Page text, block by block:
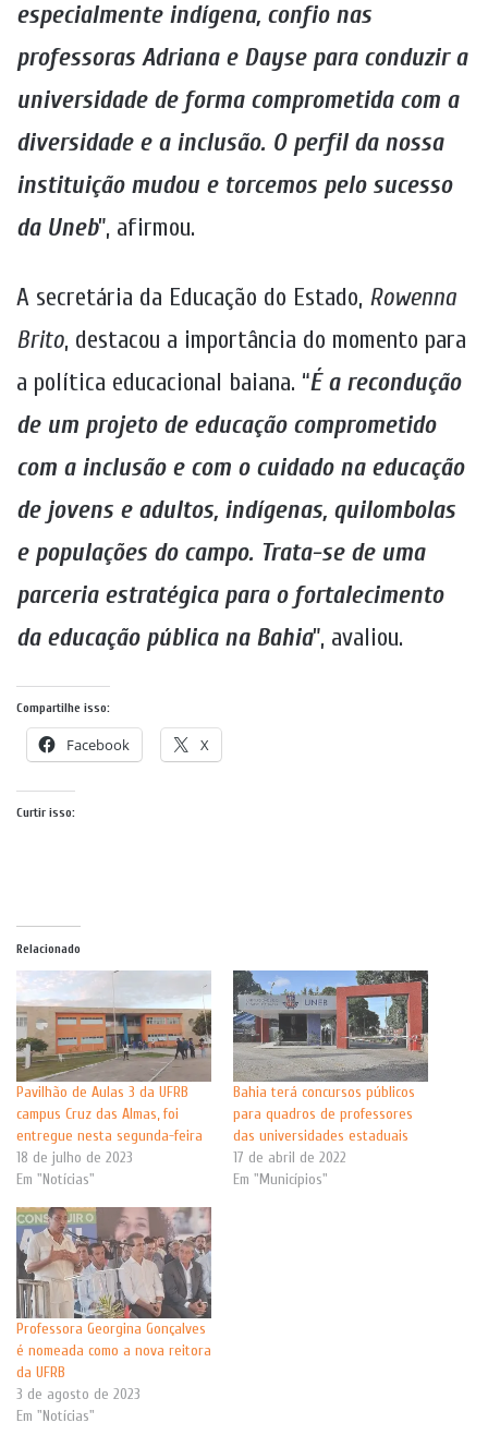
especialmente indígena, confio nas
professoras Adriana e Dayse para conduzir a
universidade de forma comprometida com a
diversidade e a inclusão. O perfil da nossa
instituição mudou e torcemos pelo sucesso
da Uneb”, afirmou.
A secretária da Educação do Estado, Rowenna
Brito, destacou a importância do momento para
a política educacional baiana. “É a recondução
de um projeto de educação comprometido
com a inclusão e com o cuidado na educação
de jovens e adultos, indígenas, quilombolas
e populações do campo. Trata-se de uma
parceria estratégica para o fortalecimento
da educação pública na Bahia”, avaliou.
Compartilhe isso:
Facebook X
Curtir isso:
Relacionado
Pavilhão de Aulas 3 da UFRB
campus Cruz das Almas, foi
entregue nesta segunda-feira
18 de julho de 2023
Em "Notícias"
Bahia terá concursos públicos
para quadros de professores
das universidades estaduais
17 de abril de 2022
Em "Municípios"
Professora Georgina Gonçalves
é nomeada como a nova reitora
da UFRB
3 de agosto de 2023
Em "Notícias"